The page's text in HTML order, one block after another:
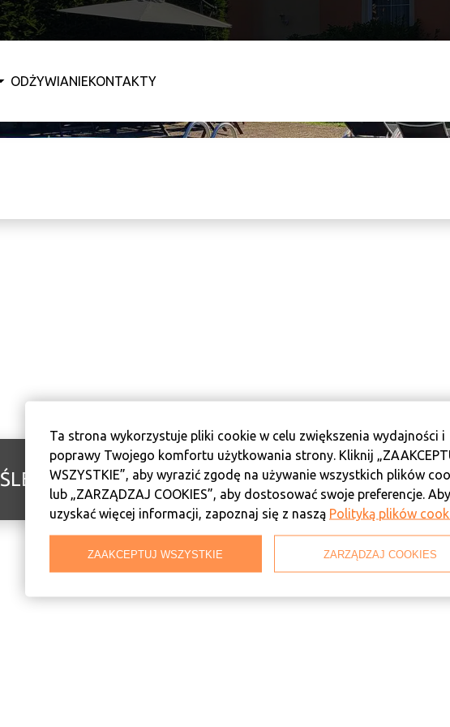
Ta strona wykorzystuje pliki cookie w celu zwiększenia wydajności i
poprawy Twojego komfortu użytkowania strony. Kliknij
WSZYSTKIE”, aby wyrazić zgodę na używanie wszystkich plików
lub „ZARZĄDZAJ COOKIES”, aby dostosować swoje preferencje. Aby
uzyskać więcej informacji, zapoznaj się z naszą Polityką plików
ZAAKCEPTUJ WSZYSTKIE ZARZĄDZAJ COOKIES
ODŻYWIANIEKONTAKTY
ŚLEDŹ NAS NA PORTALACH